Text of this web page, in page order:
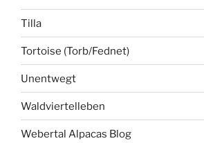
Tilla
Tortoise (Torb/Fednet)
Unentwegt
Waldviertelleben
Webertal Alpacas Blog